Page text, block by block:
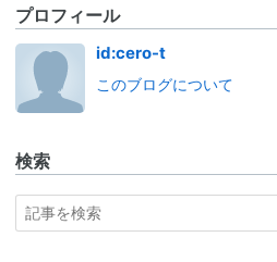
プロフィール
id:cero-t
このブログについて
検索